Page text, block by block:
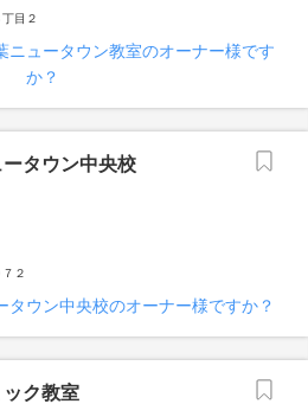
目２
ニュータウン教室のオーナー様です
か？
タウン中央校
２
ウン中央校のオーナー様ですか？
ク教室